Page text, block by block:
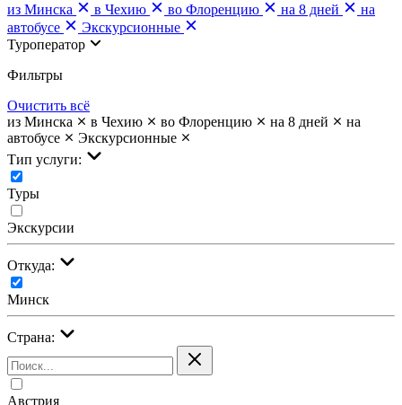
из Минска
в Чехию во Флоренцию на 8 дней
на
автобусе
Экскурсионные
Туроператор
Фильтры
Очистить всё
из Минска
в Чехию во Флоренцию на 8 дней
на
автобусе
Экскурсионные
Тип услуги:
Туры
Экскурсии
Откуда:
Минск
Страна:
Австрия